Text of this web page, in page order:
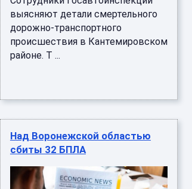
выясняют детали смертельного
дорожно-транспортного
происшествия в Кантемировском
районе. Т ...
Над Воронежской областью
сбиты 32 БПЛА